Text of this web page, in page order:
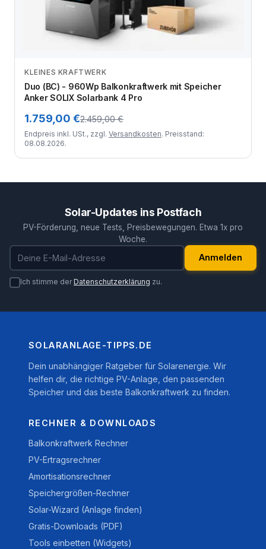
Zum Angebot
KLEINES KRAFTWERK
Duo (BC) - 960Wp Balkonkraftwerk mit Speicher
Anker SOLIX Solarbank 4 Pro
1.759,00 €2.459,00 €
Endpreis inkl. USt., zzgl. Versandkosten. Preisstand:
08.08.2026.
Solar-Updates ins Postfach
PV-Förderung, neue Tests, Preisbewegungen. Etwa 1x pro
Woche.
E-Mail-Adresse
Anmelden
Ich stimme derDatenschutzerklärung zu.
SOLARANLAGE-TIPPS.DE
Dein unabhängiger Ratgeber für Solarenergie. Wir
helfen dir, die richtige PV-Anlage, den passenden
Speicher und das beste Balkonkraftwerk zu finden.
RECHNER & DOWNLOADS
Balkonkraftwerk Rechner
PV-Ertragsrechner
Amortisationsrechner
Speichergrößen-Rechner
Solar-Wizard (Anlage finden)
Gratis-Downloads (PDF)
Tools einbetten (Widgets)